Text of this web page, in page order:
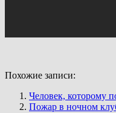
Похожие записи:
Человек, которому
Пожар в ночном